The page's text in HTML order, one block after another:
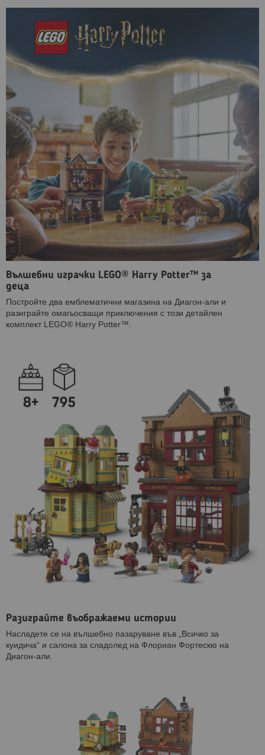
Вълшебни играчки LEGO® Harry Potter™ за
деца
Постройте два емблематични магазина на Диагон-али и
разиграйте омагьосващи приключения с този детайлен
комплект LEGO® Harry Potter™.
Разиграйте въображаеми истории
Насладете се на вълшебно пазаруване във „Всичко за
куидича“ и салона за сладолед на Флориан Фортескю на
Диагон-али.